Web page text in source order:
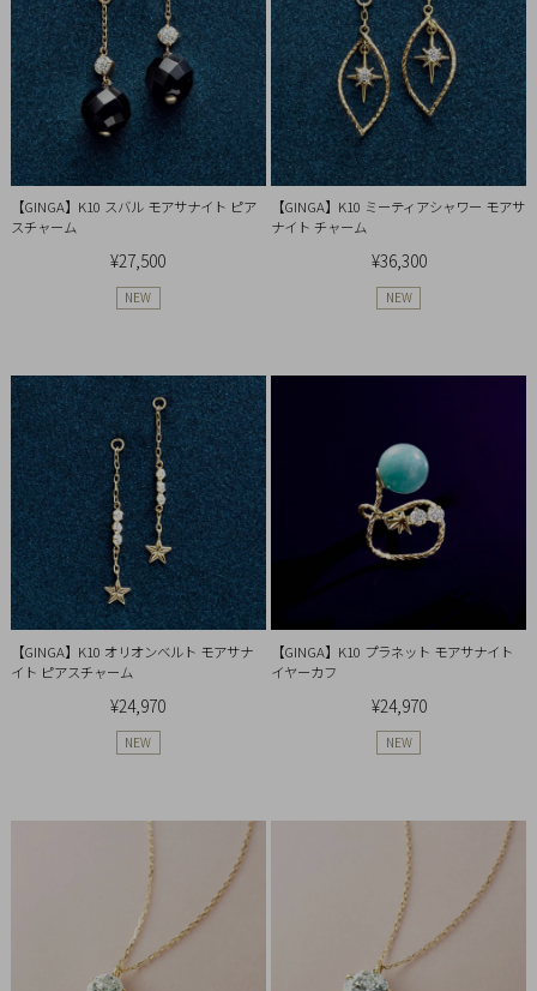
【GINGA】K10 スバル モアサナイト ピア
スチャーム
¥27,500
NEW
【GINGA】K10 ミーティアシャワー モアサ
ナイト チャーム
¥36,300
NEW
【GINGA】K10 オリオンベルト モアサナ
イト ピアスチャーム
¥24,970
NEW
【GINGA】K10 プラネット モアサナイト
イヤーカフ
¥24,970
NEW
Q&A
SHOP
LIST
会
社
概
要
プ
ラ
ポ